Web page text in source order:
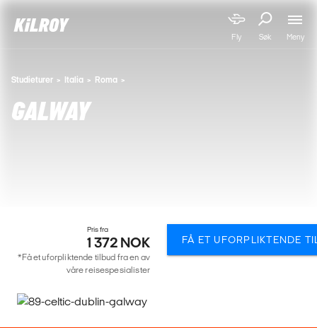
Fly Søk Meny
Studieturer Italia Roma
GALWAY
Pris fra
1 372 NOK
*Få et uforpliktende tilbud fra en av
våre reisespesialister
FÅ ET UFORPLIKTENDE